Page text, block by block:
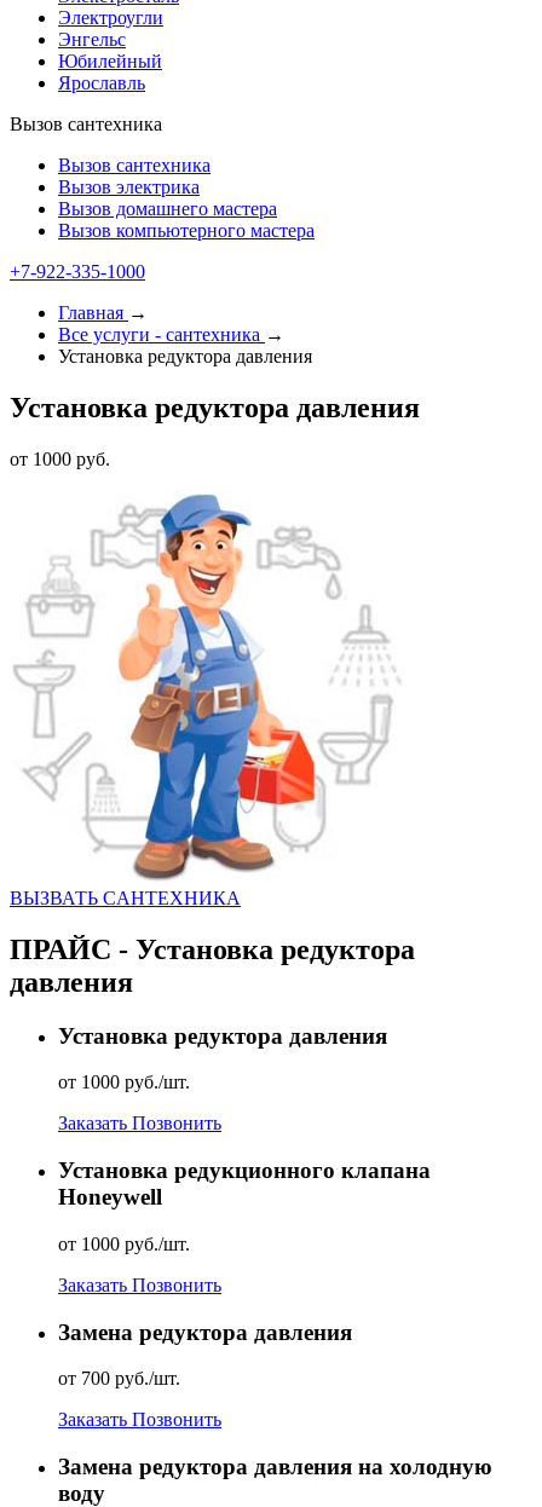
Электроугли
Энгельс
Юбилейный
Ярославль
Вызов сантехника
Вызов сантехника
Вызов электрика
Вызов домашнего мастера
Вызов компьютерного мастера
+7-922-335-1000
Главная →
Все услуги - cантехника →
Установка редуктора давления
Установка редуктора давления
от 1000 руб.
ВЫЗВАТЬ CАНТЕХНИКА
ПРАЙС - Установка редуктора
давления
Установка редуктора давления
от 1000 руб./шт.
Заказать Позвонить
Установка редукционного клапана
Honeywell
от 1000 руб./шт.
Заказать Позвонить
Замена редуктора давления
от 700 руб./шт.
Заказать Позвонить
Замена редуктора давления на холодную
воду